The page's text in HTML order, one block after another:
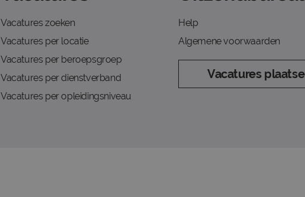
Vacatures zoeken
Vacatures per locatie
Vacatures per beroepsgroep
Vacatures per dienstverband
Vacatures per opleidingsniveau
Help
Algemene voorwaarden
Vacatures